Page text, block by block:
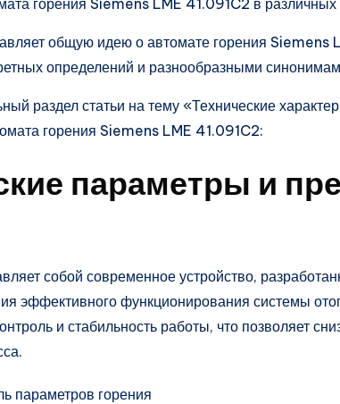
общую идею о автомате горения Siemens
определений и разнообразными
раздел статьи на тему «Технические
горения Siemens LME 41.091C2:
параметры и
собой современное устройство,
эффективного функционирования системы
и стабильность работы, что позволяет
параметров горения